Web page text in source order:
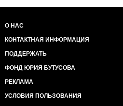
О НАС
КОНТАКТНАЯ ИНФОРМАЦИЯ
ПОДДЕРЖАТЬ
ФОНД ЮРИЯ БУТУСОВА
РЕКЛАМА
УСЛОВИЯ ПОЛЬЗОВАНИЯ